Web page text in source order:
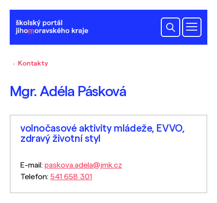
Kontakty
Mgr. Adéla Pásková
volnočasové aktivity mládeže, EVVO,
zdravý životní styl
E-mail: paskova.adela@jmk.cz
Telefon: 541 658 301